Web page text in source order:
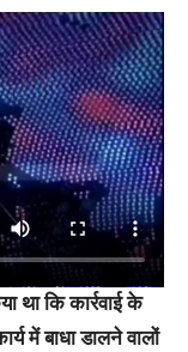
था कि कार्रवाई के
में बाधा डालने वालों